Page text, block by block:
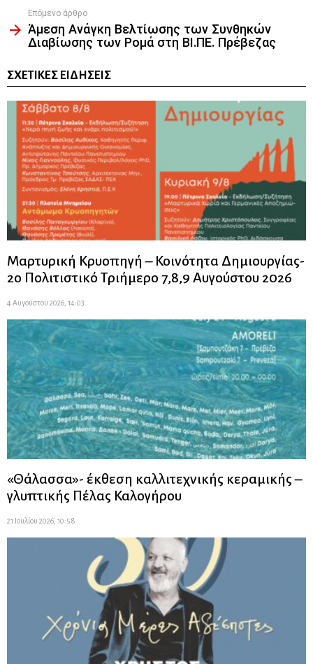
Επόμενο άρθρο
Άμεση Ανάγκη Βελτίωσης των Συνθηκών
Διαβίωσης των Ρομά στη ΒΙ.ΠΕ. Πρέβεζας
ΣΧΕΤΙΚΈΣ ΕΙΔΉΣΕΙΣ
Μαρτυρική Κρυοπηγή – Κοινότητα Δημιουργίας-
2ο Πολιτιστικό Τριήμερο 7,8,9 Αυγούστου 2026
4 Αυγούστου 2026, 14:03
«Θάλασσα»- έκθεση καλλιτεχνικής κεραμικής –
γλυπτικής Πέλας Καλογήρου
21 Ιουλίου 2026, 10:58